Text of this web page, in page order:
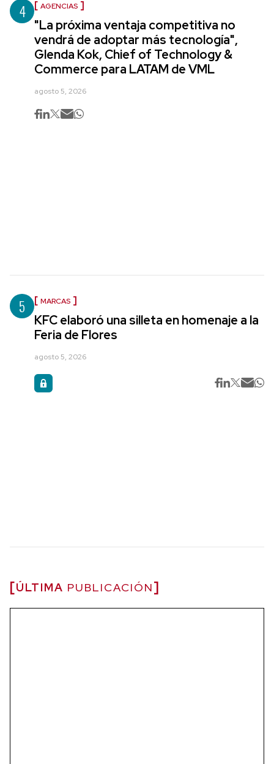
4 AGENCIAS
"La próxima ventaja competitiva no
vendrá de adoptar más tecnología",
Glenda Kok, Chief of Technology &
Commerce para LATAM de VML
agosto 5, 2026
5 MARCAS
KFC elaboró una silleta en homenaje a la
Feria de Flores
agosto 5, 2026
ÚLTIMA PUBLICACIÓN